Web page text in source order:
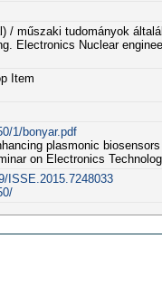
/ műszaki tudományok
Electronics Nuclear
Item
1/bonyar.pdf
plasmonic
on Electronics
ISSE.2015.7248033